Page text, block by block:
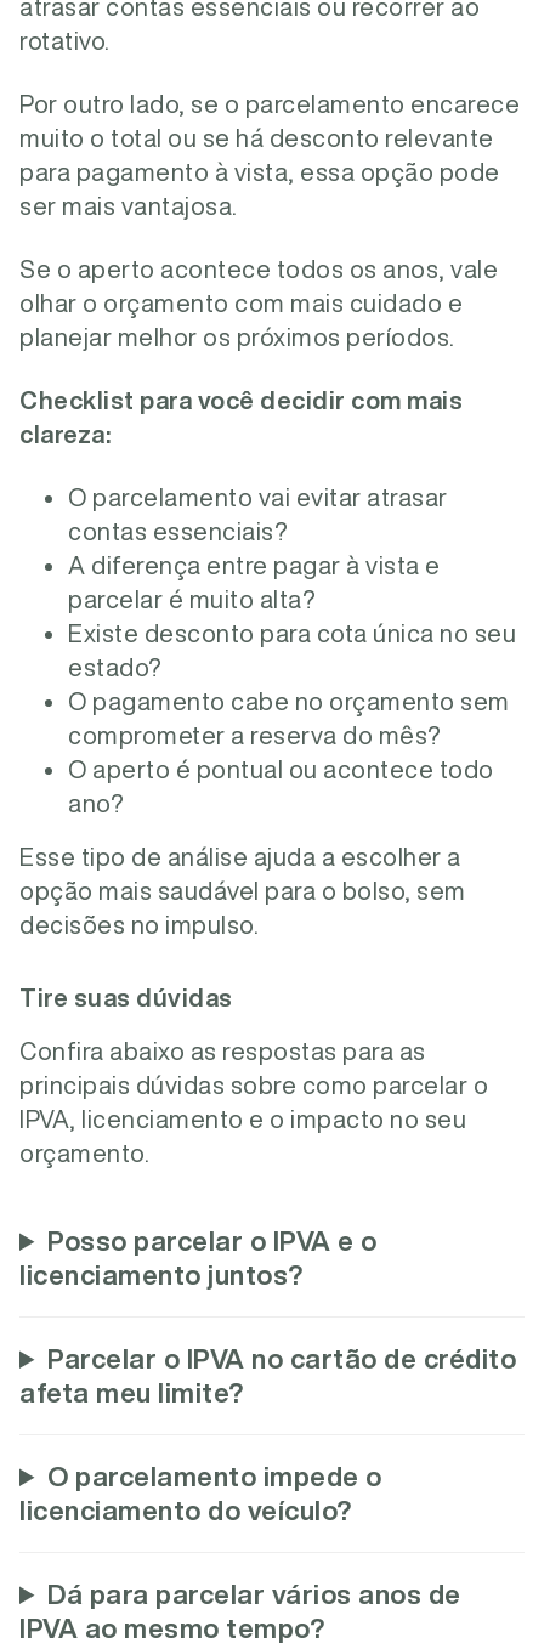
atrasar contas essenciais ou recorrer ao
rotativo.
Por outro lado, se o parcelamento encarece
muito o total ou se há desconto relevante
para pagamento à vista, essa opção pode
ser mais vantajosa.
Se o aperto acontece todos os anos, vale
olhar o orçamento com mais cuidado e
planejar melhor os próximos períodos.
Checklist para você decidir com mais
clareza:
O parcelamento vai evitar atrasar
contas essenciais?
A diferença entre pagar à vista e
parcelar é muito alta?
Existe desconto para cota única no seu
estado?
O pagamento cabe no orçamento sem
comprometer a reserva do mês?
O aperto é pontual ou acontece todo
ano?
Esse tipo de análise ajuda a escolher a
opção mais saudável para o bolso, sem
decisões no impulso.
Tire suas dúvidas
Confira abaixo as respostas para as
principais dúvidas sobre como parcelar o
IPVA, licenciamento e o impacto no seu
orçamento.
Posso parcelar o IPVA e o
licenciamento juntos?
Parcelar o IPVA no cartão de crédito
afeta meu limite?
O parcelamento impede o
licenciamento do veículo?
Dá para parcelar vários anos de
IPVA ao mesmo tempo?